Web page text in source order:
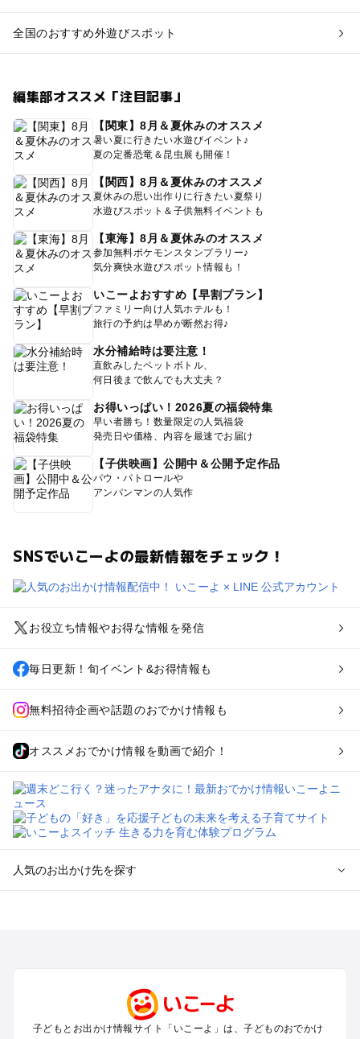
全国のおすすめ外遊びスポット
編集部オススメ「注目記事」
【関東】8月＆夏休みのオススメ
暑い夏に行きたい水遊びイベント♪
夏の定番恐竜＆昆虫展も開催！
【関西】8月＆夏休みのオススメ
夏休みの思い出作りに行きたい夏祭り
水遊びスポット＆子供無料イベントも
【東海】8月＆夏休みのオススメ
参加無料ポケモンスタンプラリー♪
気分爽快水遊びスポット情報も！
いこーよおすすめ【早割プラン】
ファミリー向け人気ホテルも！
旅行の予約は早めが断然お得♪
水分補給時は要注意！
直飲みしたペットボトル、
何日後まで飲んでも大丈夫？
お得いっぱい！2026夏の福袋特集
早い者勝ち！数量限定の人気福袋
発売日や価格、内容を最速でお届け
【子供映画】公開中＆公開予定作品
パウ・パトロールや
アンパンマンの人気作
SNSでいこーよの最新情報をチェック！
お役立ち情報やお得な情報を発信
毎日更新！旬イベント&お得情報も
無料招待企画や話題のおでかけ情報も
オススメおでかけ情報を動画で紹介！
人気のお出かけ先を探す
関西のプールおでかけ
中国･四国のプールおでかけ
子どもとお出かけ情報サイト「いこーよ」は、子どものおでかけ